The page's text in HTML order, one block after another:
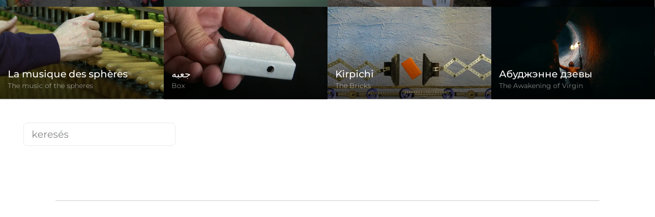
La musique des sphères
The music of the spheres
جعبه
Box
Kirpichi
The Bricks
Абуджэнне дзевы
The Awakening of Virgin